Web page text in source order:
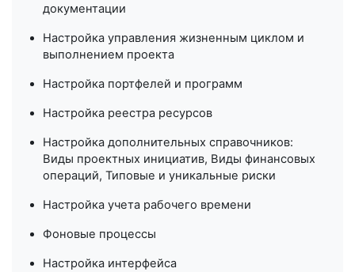
документации
Настройка управления жизненным циклом и
выполнением проекта
Настройка портфелей и программ
Настройка реестра ресурсов
Настройка дополнительных справочников:
Виды проектных инициатив, Виды финансовых
операций, Типовые и уникальные риски
Настройка учета рабочего времени
Фоновые процессы
Настройка интерфейса